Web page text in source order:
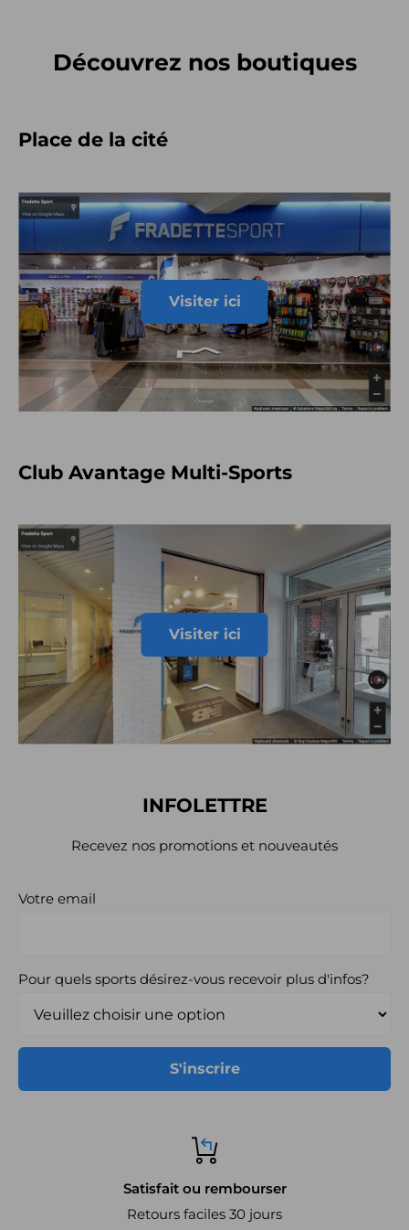
Découvrez nos boutiques
Place de la cité
Visiter ici
Club Avantage Multi-Sports
Visiter ici
INFOLETTRE
Recevez nos promotions et nouveautés
Votre email
Pour quels sports désirez-vous recevoir plus d'infos?
S'inscrire
Satisfait ou rembourser
Retours faciles 30 jours